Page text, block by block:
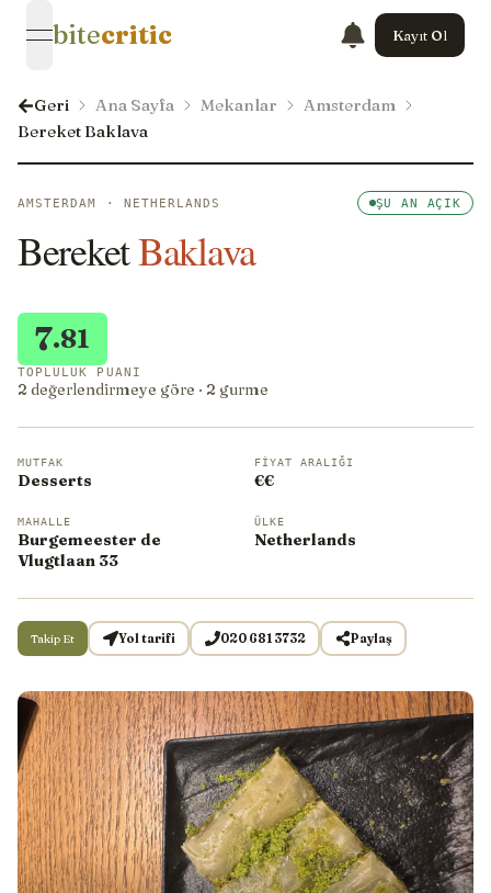
open navigation menu
bitecritic Kayıt Ol
Geri Ana Sayfa Mekanlar
Amsterdam
Bereket Baklava
AMSTERDAM · NETHERLANDS ŞU AN AÇIK
BereketBaklava
7.81
TOPLULUK PUANI
2 değerlendirmeye göre · 2 gurme
MUTFAK
Desserts
FIYAT ARALIĞI
€€
MAHALLE
Burgemeester de
Vlugtlaan 33
ÜLKE
Netherlands
Takip Et Yol tarifi 020 681 3732 Paylaş